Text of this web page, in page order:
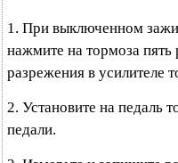
1. При выключенном
нажмите на тормоза пять
разрежения в усилителе
2. Установите на педаль
педали.